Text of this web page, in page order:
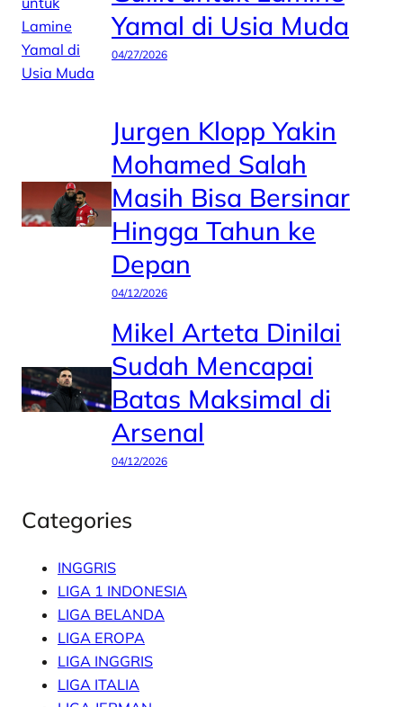
Yamal di Usia Muda
04/27/2026
Jurgen Klopp Yakin
Mohamed Salah
Masih Bisa Bersinar
Hingga Tahun ke
Depan
04/12/2026
Mikel Arteta Dinilai
Sudah Mencapai
Batas Maksimal di
Arsenal
04/12/2026
Categories
INGGRIS
LIGA 1 INDONESIA
LIGA BELANDA
LIGA EROPA
LIGA INGGRIS
LIGA ITALIA